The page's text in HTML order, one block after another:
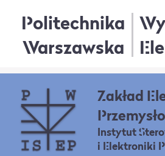
Politechnika
Warszawska
Zakład
Instytut
i Elektroniki